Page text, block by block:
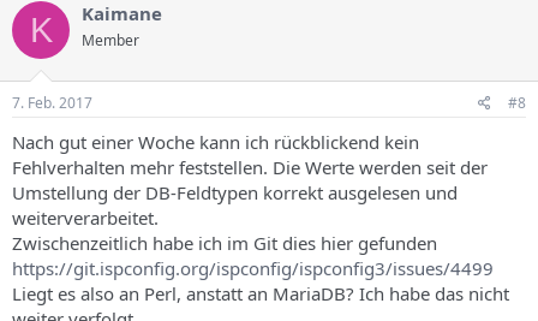
K Kaimane
Member
7. Feb. 2017 #8
Nach gut einer Woche kann ich rückblickend kein
Fehlverhalten mehr feststellen. Die Werte werden seit der
Umstellung der DB-Feldtypen korrekt ausgelesen und
weiterverarbeitet.
Zwischenzeitlich habe ich im Git dies hier gefunden
https://git.ispconfig.org/ispconfig/ispconfig3/issues/4499
Liegt es also an Perl, anstatt an MariaDB? Ich habe das nicht